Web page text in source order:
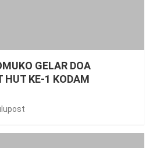
GELAR DOA
HUT KE-1 KODAM